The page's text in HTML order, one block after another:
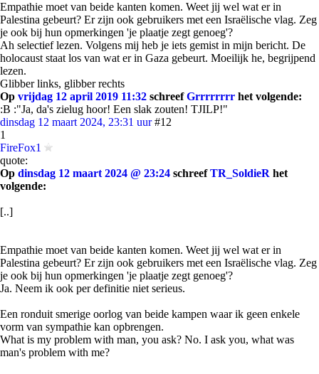
Empathie moet van beide kanten komen. Weet jij wel wat er in
Palestina gebeurt? Er zijn ook gebruikers met een Israëlische vlag. Zeg
je ook bij hun opmerkingen 'je plaatje zegt genoeg'?
Ah selectief lezen. Volgens mij heb je iets gemist in mijn bericht. De
holocaust staat los van wat er in Gaza gebeurt. Moeilijk he, begrijpend
lezen.
Glibber links, glibber rechts
Op vrijdag 12 april 2019 11:32 schreefGrrrrrrrr het volgende:
:B :"Ja, da's zielug hoor! Een slak zouten! TJILP!"
dinsdag 12 maart 2024, 23:31 uur #12
1
FireFox1
quote:
Op dinsdag 12 maart 2024 @ 23:24 schreefTR_SoldieR het
volgende:
[..]
Empathie moet van beide kanten komen. Weet jij wel wat er in
Palestina gebeurt? Er zijn ook gebruikers met een Israëlische vlag. Zeg
je ook bij hun opmerkingen 'je plaatje zegt genoeg'?
Ja. Neem ik ook per definitie niet serieus.
Een ronduit smerige oorlog van beide kampen waar ik geen enkele
vorm van sympathie kan opbrengen.
What is my problem with man, you ask? No. I ask you, what was
man's problem with me?